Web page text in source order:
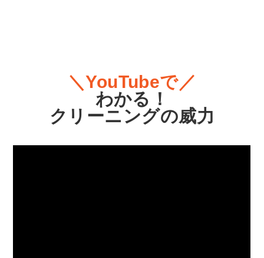
＼YouTubeで／
わかる！
クリーニングの威力